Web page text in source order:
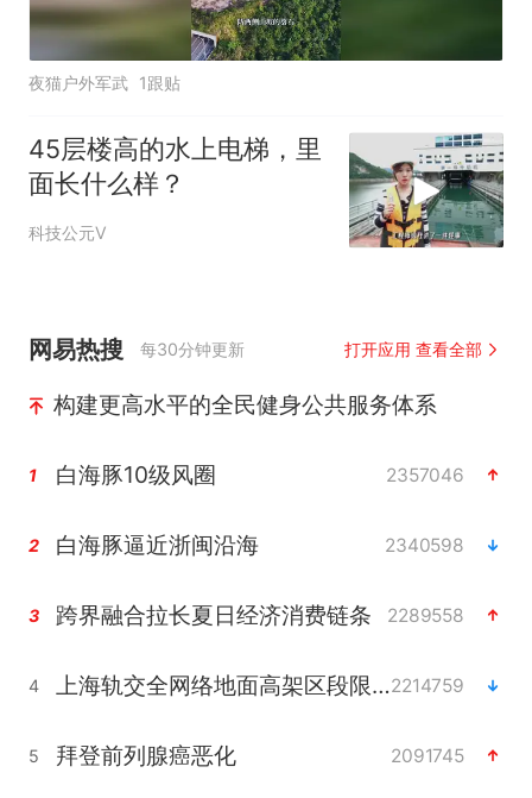
夜猫户外军武 1跟贴
45层楼高的水上电梯，里
面长什么样？
科技公元V
网易热搜 每30分钟更新 打开应用 查看全部
构建更高水平的全民健身公共服务体系
1 白海豚10级风圈 2357046
2 白海豚逼近浙闽沿海 2340598
3 跨界融合拉长夏日经济消费链条 2289558
4 上海轨交全网络地面高架区段限速运行2214759
5 拜登前列腺癌恶化 2091745